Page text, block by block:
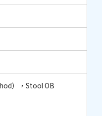
），Stool OB